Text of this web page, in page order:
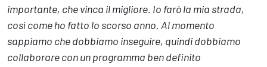
importante, che vinca il migliore. Io farò la mia strada,
così come ho fatto lo scorso anno. Al momento
sappiamo che dobbiamo inseguire, quindi dobbiamo
collaborare con un programma ben definito